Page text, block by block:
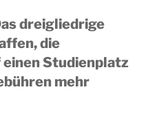
dreigliedrige
die
Studienplatz
mehr